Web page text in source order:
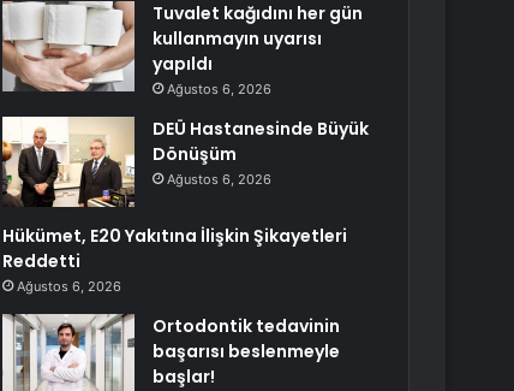
Tuvalet kağıdını her gün
kullanmayın uyarısı
yapıldı
Ağustos 6, 2026
DEÜ Hastanesinde Büyük
Dönüşüm
Ağustos 6, 2026
Hükümet, E20 Yakıtına İlişkin Şikayetleri
Reddetti
Ağustos 6, 2026
Ortodontik tedavinin
başarısı beslenmeyle
başlar!